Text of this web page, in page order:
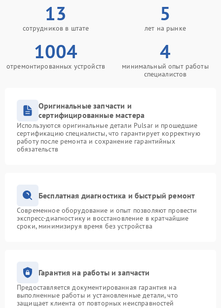
13
сотрудников в штате
5
лет на рынке
1004
отремонтированных устройств
4
минимальный опыт работы
специалистов
Оригинальные запчасти и
сертифицированные мастера
Используются оригинальные детали Pulsar и прошедшие
сертификацию специалисты, что гарантирует корректную
работу после ремонта и сохранение гарантийных
обязательств
Бесплатная диагностика и быстрый ремонт
Современное оборудование и опыт позволяют провести
экспресс-диагностику и восстановление в кратчайшие
сроки, минимизируя время без устройства
Гарантия на работы и запчасти
Предоставляется документированная гарантия на
выполненные работы и установленные детали, что
защищает клиента от повторных неисправностей